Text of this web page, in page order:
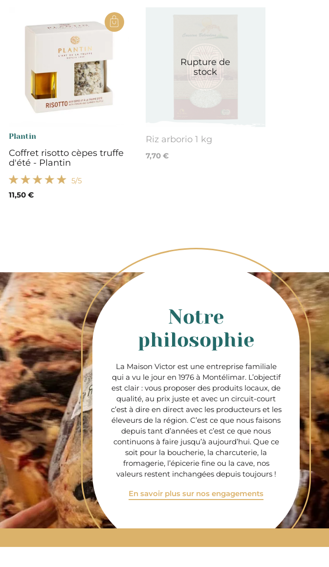
Plantin
Coffret risotto cèpes truffe
d'été - Plantin
5/5
11,50 €
Rupture de
stock
Riz arborio 1 kg
7,70 €
Notre
philosophie
La Maison Victor est une entreprise familiale
qui a vu le jour en 1976 à Montélimar. L’objectif
est clair : vous proposer des produits locaux, de
qualité, au prix juste et avec un circuit-court
c’est à dire en direct avec les producteurs et les
éleveurs de la région. C’est ce que nous faisons
depuis tant d’années et c’est ce que nous
continuons à faire jusqu’à aujourd’hui. Que ce
soit pour la boucherie, la charcuterie, la
fromagerie, l’épicerie fine ou la cave, nos
valeurs restent inchangées depuis toujours !
En savoir plus sur nos engagements